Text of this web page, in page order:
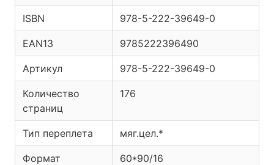
ISBN 978-5-222-39649-0
EAN13 9785222396490
Артикул 978-5-222-39649-0
Количество
страниц
176
Тип переплета мяг.цел.*
Формат 60*90/16